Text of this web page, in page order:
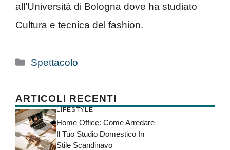
all’Università di Bologna dove ha studiato
Cultura e tecnica del fashion.
Categorie
Spettacolo
ARTICOLI RECENTI
LIFESTYLE
Home Office: Come Arredare
Il Tuo Studio Domestico In
Stile Scandinavo